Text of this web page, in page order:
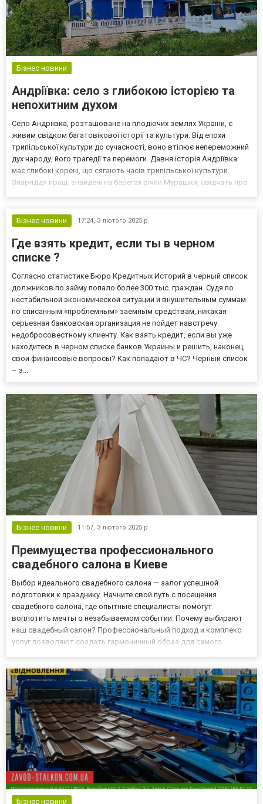
Бізнес новини
Андріївка: село з глибокою історією та
непохитним духом
Село Андріївка, розташоване на плодючих землях України, є
живим свідком багатовікової історії та культури. Від епохи
трипільської культури до сучасності, воно втілює непереможний
дух народу, його трагедії та перемоги. Давня історія Андріївка
має глибокі корені, що сягають часів трипільської культури.
Знаряддя праці, знайдені на берегах річки Мурашки, свідчать про
Бізнес новини
17:24, 3 лютого 2025 р.
Где взять кредит, если ты в черном
списке ?
Согласно статистике Бюро Кредитных Историй в черный список
должников по займу попало более 300 тыс. граждан. Судя по
нестабильной экономической ситуации и внушительным суммам
по списанным «проблемным» заемным средствам, никакая
серьезная банковская организация не пойдет навстречу
недобросовестному клиенту. Как взять кредит, если вы уже
находитесь в черном списке банков Украины и решить, наконец,
свои финансовые вопросы? Как попадают в ЧС? Черный список
– э...
Бізнес новини 11:57, 3 лютого 2025 р.
Преимущества профессионального
свадебного салона в Киеве
Выбор идеального свадебного салона — залог успешной
подготовки к празднику. Начните свой путь с посещения
свадебного салона, где опытные специалисты помогут
воплотить мечты о незабываемом событии. Почему выбирают
наш свадебный салон? Профессиональный подход и комплекс
услуг позволяют создать гармоничный образ для самого
ваши пожелания; Инд...
Бізнес новини